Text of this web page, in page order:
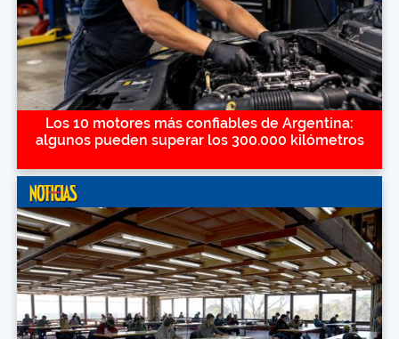
Los 10 motores más confiables de Argentina:
algunos pueden superar los 300.000 kilómetros